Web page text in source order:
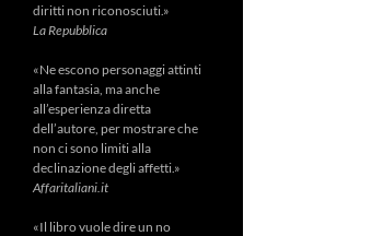
diritti non riconosciuti.»
La Repubblica
«Ne escono personaggi attinti
alla fantasia, ma anche
all’esperienza diretta
dell’autore, per mostrare che
non ci sono limiti alla
declinazione degli affetti.»
Affaritaliani.it
«Il libro vuole dire un no